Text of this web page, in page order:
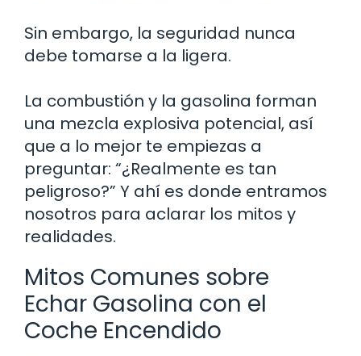
Sin embargo, la seguridad nunca
debe tomarse a la ligera.
La combustión y la gasolina forman
una mezcla explosiva potencial, así
que a lo mejor te empiezas a
preguntar: “¿Realmente es tan
peligroso?” Y ahí es donde entramos
nosotros para aclarar los mitos y
realidades.
Mitos Comunes sobre
Echar Gasolina con el
Coche Encendido